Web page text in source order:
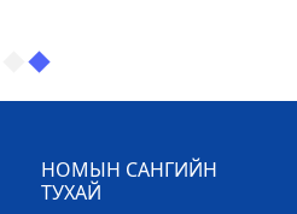
НОМЫН САНГИЙН
ТУХАЙ